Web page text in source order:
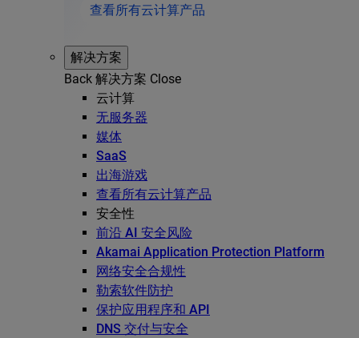
查看所有云计算产品
解决方案
Back 解决方案 Close
云计算
无服务器
媒体
SaaS
出海游戏
查看所有云计算产品
安全性
前沿 AI 安全风险
Akamai Application Protection Platform
网络安全合规性
勒索软件防护
保护应用程序和 API
DNS 交付与安全